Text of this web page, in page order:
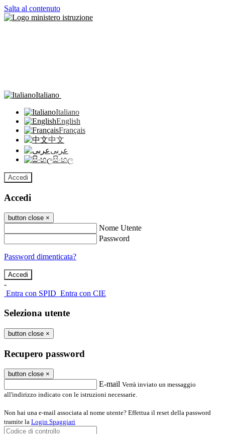
Salta al contenuto
Italiano
Italiano
English
Français
中文
عربى
සිංහල
Accedi
Accedi
button close ×
Nome Utente
Password
Password dimenticata?
-
Entra con SPID Entra con CIE
Seleziona utente
button close ×
Recupero password
button close ×
E-mail Verrà inviato un messaggio
all'indirizzo indicato con le istruzioni necessarie.
Non hai una e-mail associata al nome utente? Effettua il reset della password
tramite la Login Spaggiari